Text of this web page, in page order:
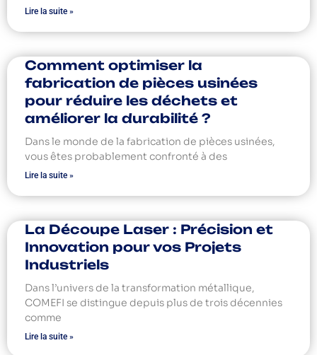
Lire la suite »
Comment optimiser la
fabrication de pièces usinées
pour réduire les déchets et
améliorer la durabilité ?
Dans le monde de la fabrication de pièces usinées,
vous êtes probablement confronté à des
Lire la suite »
La Découpe Laser : Précision et
Innovation pour vos Projets
Industriels
Dans l’univers de la transformation métallique,
COMEFI se distingue depuis plus de trois décennies
comme
Lire la suite »